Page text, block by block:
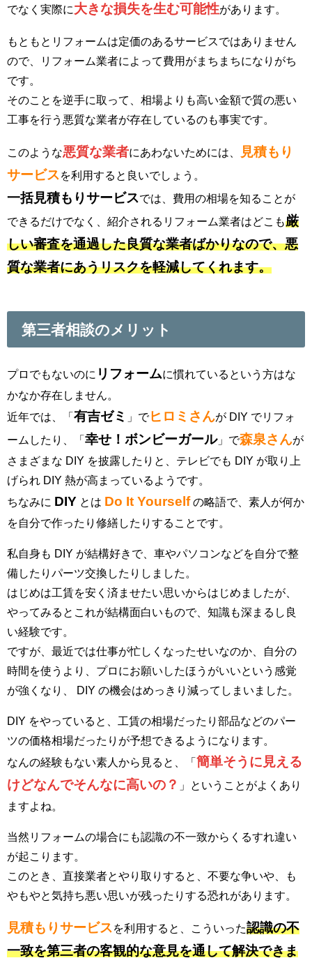
でなく実際に大きな損失を生む可能性があります。
もともとリフォームは定価のあるサービスではありません
ので、リフォーム業者によって費用がまちまちになりがち
です。
そのことを逆手に取って、相場よりも高い金額で質の悪い
工事を行う悪質な業者が存在しているのも事実です。
このような悪質な業者にあわないためには、
見積もり
サービス を利用すると良いでしょう。
一括見積もりサービスでは、費用の相場を知ることが
できるだけでなく、紹介されるリフォーム業者はどこも厳
しい審査を通過した良質な業者ばかりなので、悪
質な業者にあうリスクを軽減してくれます。
第三者相談のメリット
プロでもないのに リフォームに慣れているという方はな
かなか存在しません。
近年では、「 有吉ゼミ 」でヒロミさんが DIY でリフォ
ームしたり、「 幸せ！ボンビーガール」で森泉さんが
さまざまな DIY を披露したりと、テレビでも DIY が取り上
げられ DIY 熱が高まっているようです。
ちなみに DIY とは Do It Yourselfの略語で、素人が何か
を自分で作ったり修繕したりすることです。
私自身も DIY が結構好きで、車やパソコンなどを自分で整
備したりパーツ交換したりしました。
はじめは工賃を安く済ませたい思いからはじめましたが、
やってみるとこれが結構面白いもので、知識も深まるし良
い経験です。
ですが、最近では仕事が忙しくなったせいなのか、自分の
時間を使うより、プロにお願いしたほうがいいという感覚
が強くなり、 DIY の機会はめっきり減ってしまいました。
DIY をやっていると、工賃の相場だったり部品などのパー
ツの価格相場だったりが予想できるようになります。
なんの経験もない素人から見ると、「 簡単そうに見える
けどなんでそんなに高いの？ 」ということがよくあり
ますよね。
当然リフォームの場合にも認識の不一致からくるすれ違い
が起こります。
このとき、直接業者とやり取りすると、不要な争いや、も
やもやと気持ち悪い思いが残ったりする恐れがあります。
見積もりサービス を利用すると、こういった認識の不
一致を第三者の客観的な意見を通して解決できま